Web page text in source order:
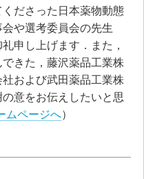
ださった日本薬物動態
や選考委員会の先生
申し上げます．また，
きた，藤沢薬品工業株
および武田薬品工業株
意をお伝えしたいと思
ムページへ）